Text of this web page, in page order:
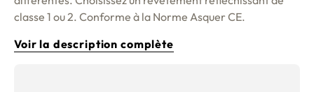
classe 1 ou 2. Conforme à la Norme Asquer CE.
Voir la description complète